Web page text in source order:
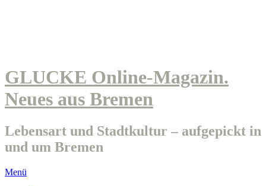
GLUCKE Online-Magazin.
Neues aus Bremen
Lebensart und Stadtkultur – aufgepickt in
und um Bremen
Menü